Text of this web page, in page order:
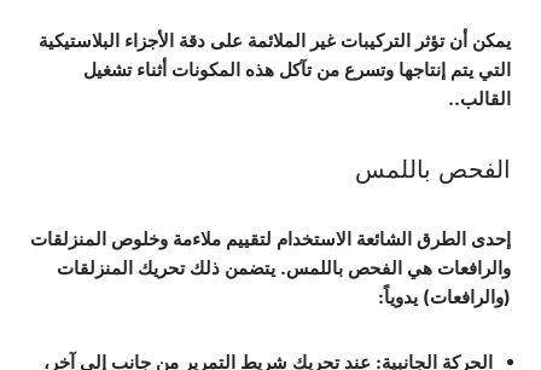
يمكن أن تؤثر التركيبات غير الملائمة على دقة الأجزاء البلاستيكية
التي يتم إنتاجها وتسرع من تآكل هذه المكونات أثناء تشغيل
القالب..
الفحص باللمس
إحدى الطرق الشائعة الاستخدام لتقييم ملاءمة وخلوص المنزلقات
والرافعات هي الفحص باللمس. يتضمن ذلك تحريك المنزلقات
(والرافعات) يدوياً:
الحركة الجانبية: عند تحريك شريط التمرير من جانب إلى آخر،